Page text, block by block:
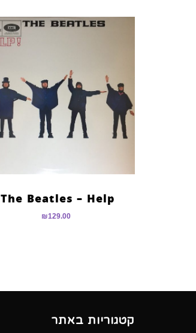
The Beatles – Help!
₪129.00
קטגוריות באתר